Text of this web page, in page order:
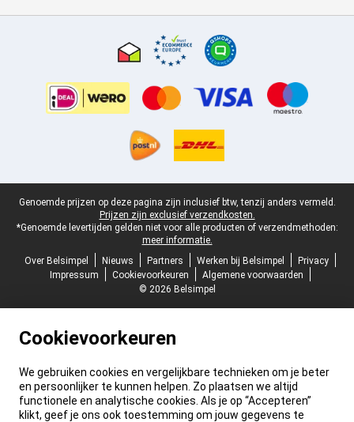
Juridische voettekst
Genoemde prijzen op deze pagina zijn inclusief btw, tenzij anders vermeld.
Prijzen zijn exclusief verzendkosten.
*Genoemde levertijden gelden niet voor alle producten of verzendmethoden:
meer informatie.
Over Belsimpel
Nieuws Partners Werken bij Belsimpel
Privacy
Impressum
Cookievoorkeuren
Algemene voorwaarden
© 2026 Belsimpel
Cookievoorkeuren
We gebruiken cookies en vergelijkbare technieken om je beter
en persoonlijker te kunnen helpen. Zo plaatsen we altijd
functionele en analytische cookies. Als je op “Accepteren”
klikt, geef je ons ook toestemming om jouw gegevens te